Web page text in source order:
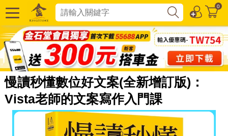
0
慢讀秒懂數位好文案(全新增訂版)：
Vista老師的文案寫作入門課